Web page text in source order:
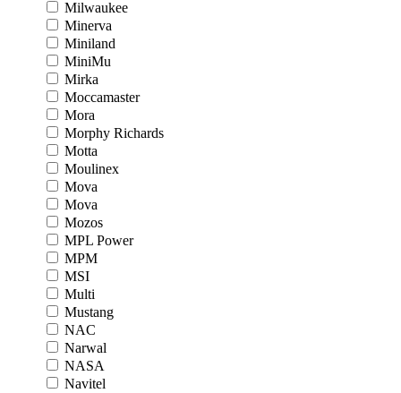
Milwaukee
Minerva
Miniland
MiniMu
Mirka
Moccamaster
Mora
Morphy Richards
Motta
Moulinex
Mova
Mova
Mozos
MPL Power
MPM
MSI
Multi
Mustang
NAC
Narwal
NASA
Navitel